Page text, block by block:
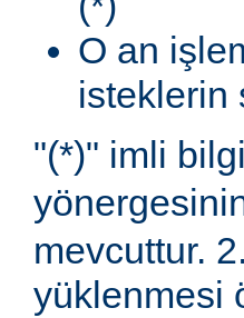
O an
isteklerin
"(*)" imli
mevcuttur.
yüklenmesi